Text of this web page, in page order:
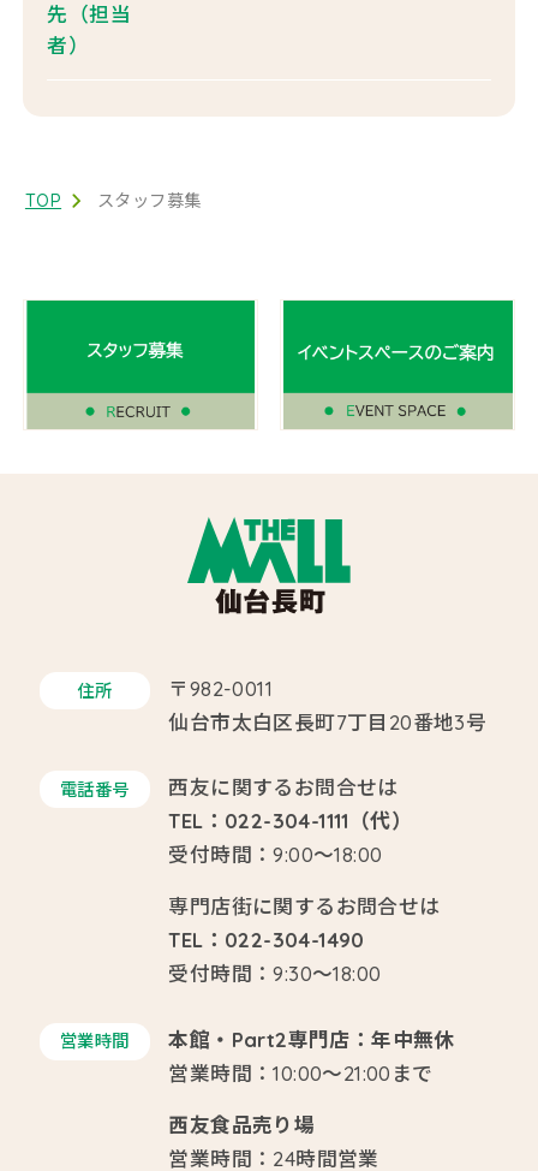
先 （担当
者）
TOP スタッフ募集
住所
〒982-0011
仙台市太白区長町7丁目20番地3号
電話番号
西友に関するお問合せは
TEL：022-304-1111（代）
受付時間：9:00～18:00
専門店街に関するお問合せは
TEL：022-304-1490
受付時間：9:30～18:00
営業時間
本館・Part2専門店：年中無休
営業時間：10:00～21:00まで
西友食品売り場
営業時間：24時間営業